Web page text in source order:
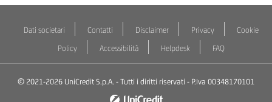
Dati societari Contatti Disclaimer Privacy
Cookie
Policy
Accessibilità Helpdesk FAQ
© 2021-2026 UniCredit S.p.A. - Tutti i diritti riservati - P.Iva 00348170101